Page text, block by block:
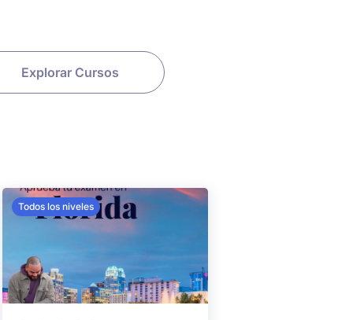
Explorar Cursos
Todos los niveles